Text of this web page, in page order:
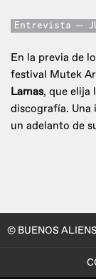
Entrevista
En la previa de
festival Mutek
Lamas, que elija
discografía. Una
un adelanto de
© BUENOS